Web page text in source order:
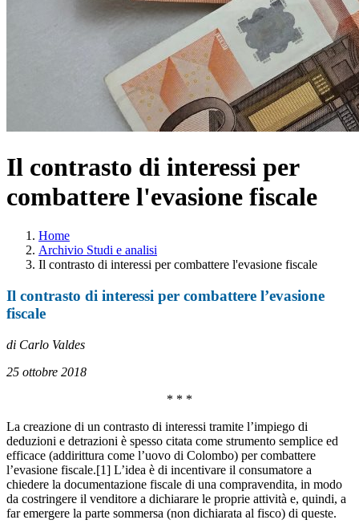
Il contrasto di interessi per
combattere l'evasione fiscale
Home
Archivio Studi e analisi
Il contrasto di interessi per combattere l'evasione fiscale
Il contrasto di interessi per combattere l’evasione
fiscale
di Carlo Valdes
25 ottobre 2018
* * *
La creazione di un contrasto di interessi tramite l’impiego di
deduzioni e detrazioni è spesso citata come strumento semplice ed
efficace (addirittura come l’uovo di Colombo) per combattere
l’evasione fiscale.[1] L’idea è di incentivare il consumatore a
chiedere la documentazione fiscale di una compravendita, in modo
da costringere il venditore a dichiarare le proprie attività e, quindi, a
far emergere la parte sommersa (non dichiarata al fisco) di queste.